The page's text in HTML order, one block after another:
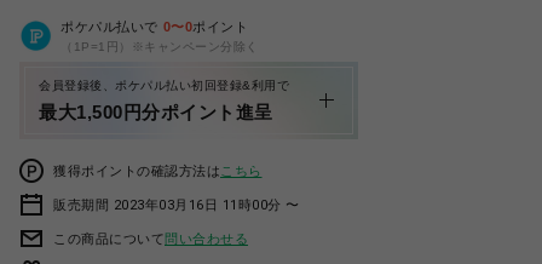
ポケパル払いで 0〜0ポイント
（1P=1円）※キャンペーン分除く
会員登録後、ポケパル払い初回登録&利用で
最大1,500円分ポイント進呈
獲得ポイントの確認方法は こちら
販売期間 2023年03月16日 11時00分 〜
この商品について問い合わせる